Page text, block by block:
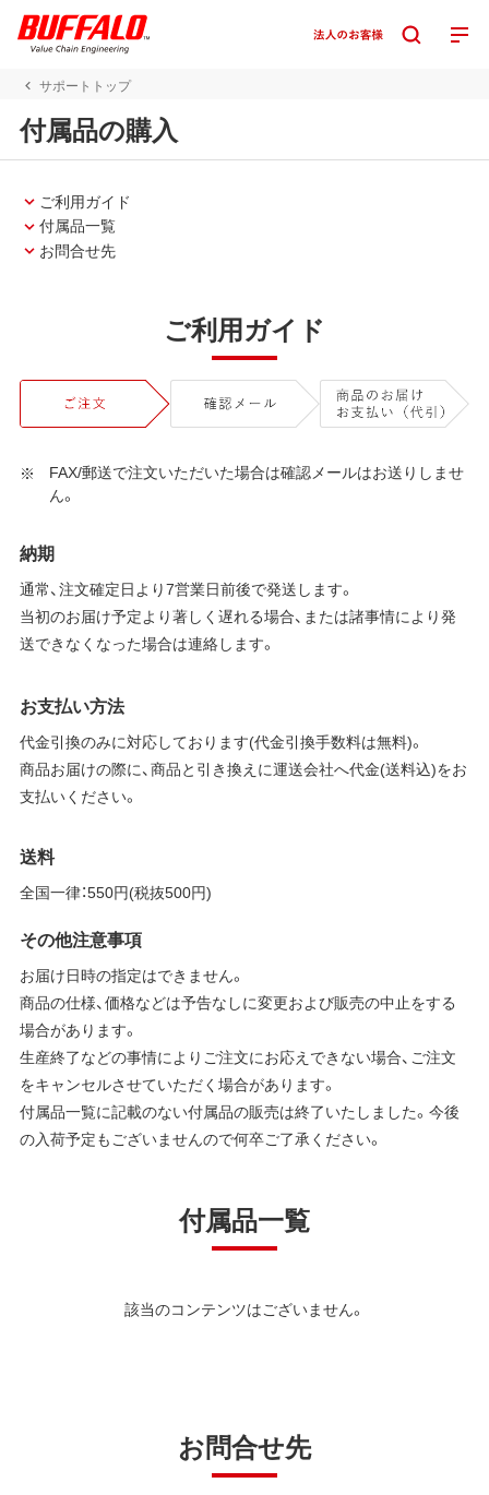
サポートトップ
付属品の購入
ご利用ガイド
付属品一覧
お問合せ先
ご利用ガイド
FAX/郵送で注文いただいた場合は確認メールはお送りしませ
ん。
納期
通常、注文確定日より7営業日前後で発送します。
当初のお届け予定より著しく遅れる場合、または諸事情により発
送できなくなった場合は連絡します。
お支払い方法
代金引換のみに対応しております(代金引換手数料は無料)。
商品お届けの際に、商品と引き換えに運送会社へ代金(送料込)をお
支払いください。
送料
全国一律：550円(税抜500円)
その他注意事項
お届け日時の指定はできません。
商品の仕様、価格などは予告なしに変更および販売の中止をする
場合があります。
生産終了などの事情によりご注文にお応えできない場合、ご注文
をキャンセルさせていただく場合があります。
付属品一覧に記載のない付属品の販売は終了いたしました。今後
の入荷予定もございませんので何卒ご了承ください。
付属品一覧
該当のコンテンツはございません。
お問合せ先